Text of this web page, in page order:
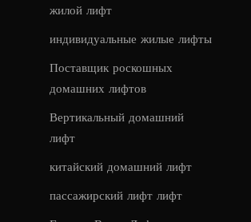
жилой лифт
индивидуальные жилые лифты
Поставщик роскошных
домашних лифтов
Вертикальный домашний
лифт
китайский домашний лифт
пассажирский лифт лифт